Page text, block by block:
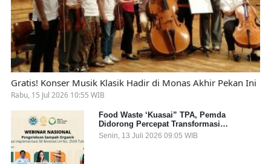
Gratis! Konser Musik Klasik Hadir di Monas Akhir Pekan Ini
Rabu, 15 Jul 2026 10:55 WIB
Food Waste ‘Kuasai” TPA, Pemda
Didorong Percepat Transformasi
Pengelolaan Sampah Organik dari Sumber
Senin, 13 Juli 2026 09:05 WIB